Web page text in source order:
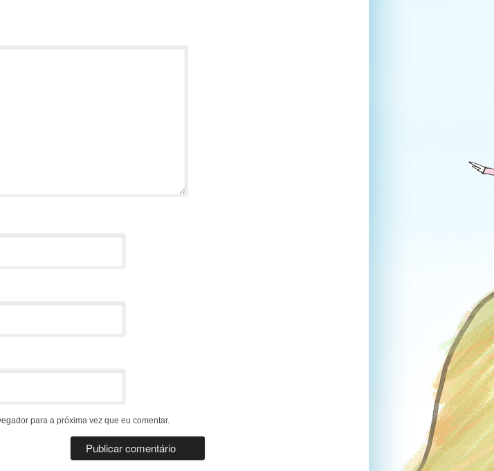
para a próxima vez que eu comentar.